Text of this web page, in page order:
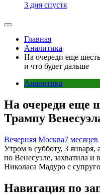
3 дня спустя
Главная
Аналитика
На очереди еще
и что будет дальше
Аналитика
На очереди еще
Трампу
Вечерняя Москва7 месяцев
Утром в субботу, 3
по Венесуэле, захватила и
Николаса Мадуро с
Навигация по